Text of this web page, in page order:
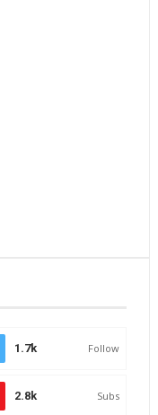
1.7k Follow
2.8k Subs